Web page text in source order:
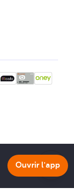
Ouvrir l'app